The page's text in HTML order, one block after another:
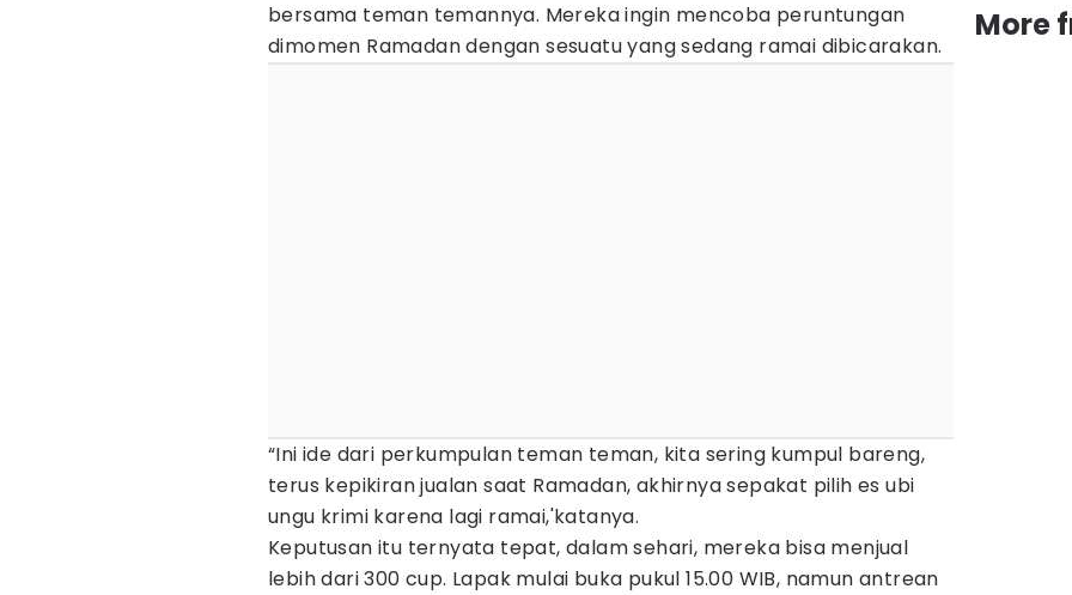
bersama teman temannya. Mereka ingin mencoba peruntungan
dimomen Ramadan dengan sesuatu yang sedang ramai dibicarakan.
“Ini ide dari perkumpulan teman teman, kita sering kumpul bareng,
terus kepikiran jualan saat Ramadan, akhirnya sepakat pilih es ubi
ungu krimi karena lagi ramai,'katanya.
Keputusan itu ternyata tepat, dalam sehari, mereka bisa menjual
lebih dari 300 cup. Lapak mulai buka pukul 15.00 WIB, namun antrean
More